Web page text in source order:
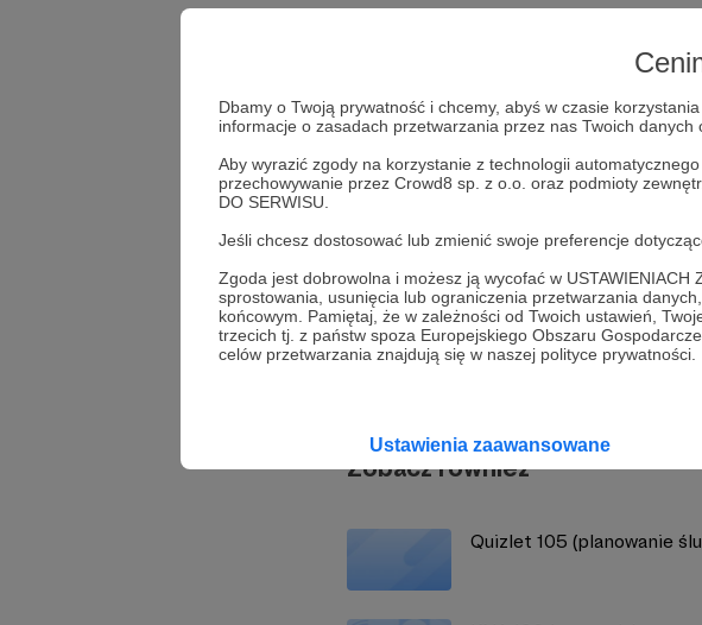
Dbamy o Twoją prywatność i chcemy, abyś w czasie
informacje o zasadach przetwarzania przez nas Twoich danych
Aby wyrazić zgody na korzystanie z technologii
przechowywanie przez Crowd8 sp. z o.o. oraz podmioty
DO SERWISU.
Jeśli chcesz dostosować lub zmienić swoje preferencje
Zgoda jest dobrowolna i możesz ją wycofać w USTAWIENIACH
sprostowania, usunięcia lub ograniczenia przetwarzania
końcowym. Pamiętaj, że w zależności od Twoich ustawień,
trzecich tj. z państw spoza Europejskiego Obszaru
celów przetwarzania znajdują się w naszej polityce prywatności.
Ustawienia zaawansowane
quizlet
Udostępnij
Kwadrans Na Angielski
Zobacz również
Quizlet 105 (planowanie